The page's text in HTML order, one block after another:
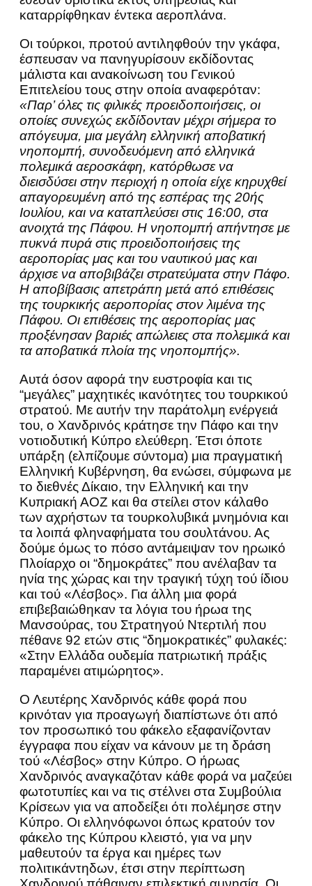
καταρρίφθηκαν έντεκα αεροπλάνα.
Οι τούρκοι, προτού αντιληφθούν την γκάφα,
έσπευσαν να πανηγυρίσουν εκδίδοντας
μάλιστα και ανακοίνωση του Γενικού
Επιτελείου τους στην οποία αναφερόταν:
«Παρ’ όλες τις φιλικές προειδοποιήσεις, οι
οποίες συνεχώς εκδίδονταν μέχρι σήμερα το
απόγευμα, μια μεγάλη ελληνική αποβατική
νηοπομπή, συνοδευόμενη από ελληνικά
πολεμικά αεροσκάφη, κατόρθωσε να
διεισδύσει στην περιοχή η οποία είχε κηρυχθεί
απαγορευμένη από της εσπέρας της 20ής
Ιουλίου, και να καταπλεύσει στις 16:00, στα
ανοιχτά της Πάφου. Η νηοπομπή απήντησε με
πυκνά πυρά στις προειδοποιήσεις της
αεροπορίας μας και του ναυτικού μας και
άρχισε να αποβιβάζει στρατεύματα στην Πάφο.
Η αποβίβασις απετράπη μετά από επιθέσεις
της τουρκικής αεροπορίας στον λιμένα της
Πάφου. Οι επιθέσεις της αεροπορίας μας
προξένησαν βαριές απώλειες στα πολεμικά και
τα αποβατικά πλοία της νηοπομπής».
Αυτά όσον αφορά την ευστροφία και τις
“μεγάλες” μαχητικές ικανότητες του τουρκικού
στρατού. Με αυτήν την παράτολμη ενέργειά
του, ο Χανδρινός κράτησε την Πάφο και την
νοτιοδυτική Κύπρο ελεύθερη. Έτσι όποτε
υπάρξη (ελπίζουμε σύντομα) μια πραγματική
Ελληνική Κυβέρνηση, θα ενώσει, σύμφωνα με
το διεθνές Δίκαιο, την Ελληνική και την
Κυπριακή ΑΟΖ και θα στείλει στον κάλαθο
των αχρήστων τα τουρκολυβικά μνημόνια και
τα λοιπά φληναφήματα του σουλτάνου. Ας
δούμε όμως το πόσο αντάμειψαν τον ηρωικό
Πλοίαρχο οι “δημοκράτες” που ανέλαβαν τα
ηνία της χώρας και την τραγική τύχη τού ίδιου
και τού «Λέσβος». Για άλλη μια φορά
επιβεβαιώθηκαν τα λόγια του ήρωα της
Μανσούρας, του Στρατηγού Ντερτιλή που
πέθανε 92 ετών στις “δημοκρατικές” φυλακές:
«Στην Ελλάδα ουδεμία πατριωτική πράξις
παραμένει ατιμώρητος».
Ο Λευτέρης Χανδρινός κάθε φορά που
κρινόταν για προαγωγή διαπίστωνε ότι από
τον προσωπικό του φάκελο εξαφανίζονταν
έγγραφα που είχαν να κάνουν με τη δράση
τού «Λέσβος» στην Κύπρο. Ο ήρωας
Χανδρινός αναγκαζόταν κάθε φορά να μαζεύει
φωτοτυπίες και να τις στέλνει στα Συμβούλια
Κρίσεων για να αποδείξει ότι πολέμησε στην
Κύπρο. Οι ελληνόφωνοι όπως κρατούν τον
φάκελο της Κύπρου κλειστό, για να μην
μαθευτούν τα έργα και ημέρες των
πολιτικάντηδων, έτσι στην περίπτωση